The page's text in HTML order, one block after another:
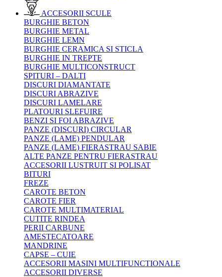
ACCESORII SCULE
BURGHIE BETON
BURGHIE METAL
BURGHIE LEMN
BURGHIE CERAMICA SI STICLA
BURGHIE IN TREPTE
BURGHIE MULTICONSTRUCT
SPITURI – DALTI
DISCURI DIAMANTATE
DISCURI ABRAZIVE
DISCURI LAMELARE
PLATOURI SLEFUIRE
BENZI SI FOI ABRAZIVE
PANZE (DISCURI) CIRCULAR
PANZE (LAME) PENDULAR
PANZE (LAME) FIERASTRAU SABIE
ALTE PANZE PENTRU FIERASTRAU
ACCESORII LUSTRUIT SI POLISAT
BITURI
FREZE
CAROTE BETON
CAROTE FIER
CAROTE MULTIMATERIAL
CUTITE RINDEA
PERII CARBUNE
AMESTECATOARE
MANDRINE
CAPSE – CUIE
ACCESORII MASINI MULTIFUNCTIONALE
ACCESORII DIVERSE